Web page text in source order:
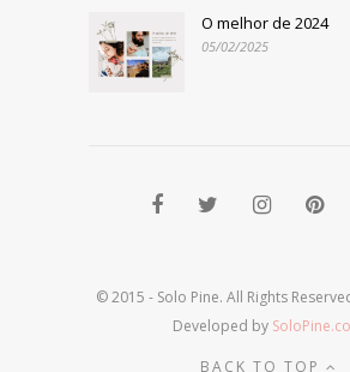
O melhor de 2024
05/02/2025
© 2015 - Solo Pine. All Rights
Developed by
BACK TO TOP